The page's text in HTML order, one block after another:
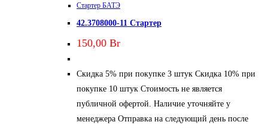
Стартер БАТЭ
42.3708000-11 Стартер
150,00 Br
Скидка 5% при покупке 3 штук Скидка 10% при
покупке 10 штук Стоимость не является
публичной офертой. Наличие уточняйте у
менеджера Отправка на следующий день после